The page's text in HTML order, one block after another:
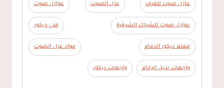
عازل صوت للغرف عزل الصوت عوازل صوت
عوازل صوت للشباك الشرقية فني ديكور
معلم ديكور الدمام مواد عزل الصوت
واجهات بديل الرخام واجهات ديكور